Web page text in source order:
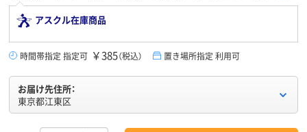
アスクル在庫商品
時間帯指定 指定可 ￥385（税込） 置き場所指定 利用可
お届け先住所：
東京都江東区